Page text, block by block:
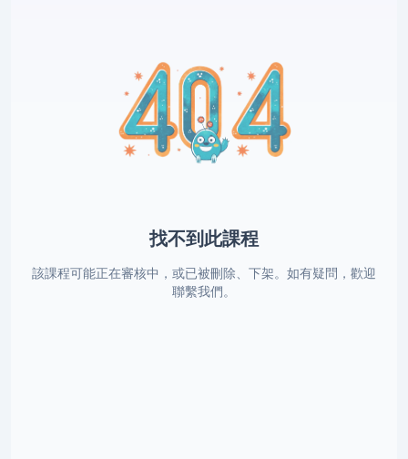
找不到此課程
該課程可能正在審核中，或已被刪除、下架。如有疑問，歡迎
聯繫我們。